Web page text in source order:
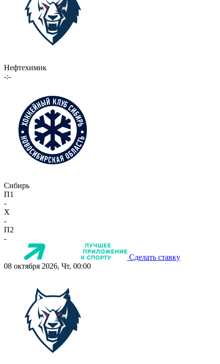
Нефтехимик
-:-
Сибирь
П1
-
X
-
П2
-
Сделать ставку
08 октября 2026, Чт, 00:00